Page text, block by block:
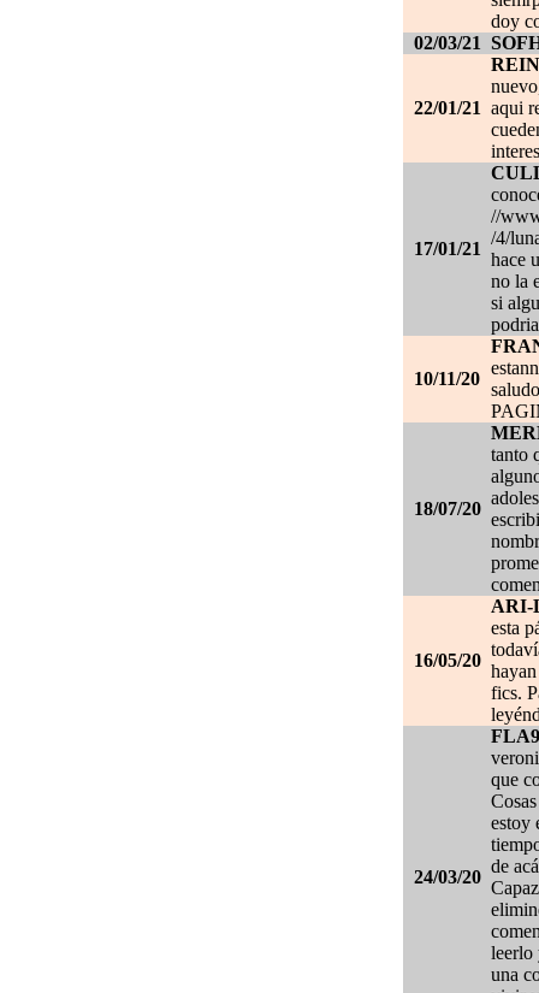
doy
02/03/21
22/01/21 aqui
17/01/21
//
/4/
hace
no la
si
10/11/20
18/07/20
tanto
16/05/20
ARI-
esta
fics.
24/03/20
que
estoy
de
leerlo
una